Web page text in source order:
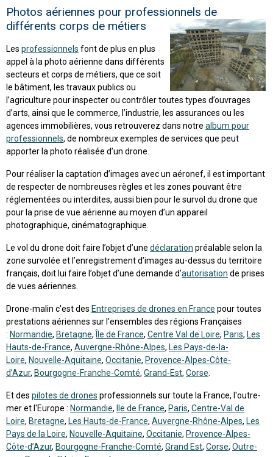
Photos aériennes pour professionnels de
différents corps de métiers
Les professionnels font de plus en plus
appel à la photo aérienne dans différents
secteurs et corps de métiers, que ce soit
le bâtiment, les travaux publics ou
l’agriculture pour inspecter ou contrôler toutes types d’ouvrages
d’arts, ainsi que le commerce, l’industrie, les assurances ou les
agences immobilières, vous retrouverez dans notre album pour
professionnels, de nombreux exemples de services que peut
apporter la photo réalisée d’un drone.
Pour réaliser la captation d’images avec un aéronef, il est important
de respecter de nombreuses règles et les zones pouvant être
réglementées ou interdites, aussi bien pour le survol du drone que
pour la prise de vue aérienne au moyen d’un appareil
photographique, cinématographique.
Le vol du drone doit faire l’objet d’une déclaration préalable selon la
zone survolée et l’enregistrement d’images au-dessus du territoire
français, doit lui faire l’objet d’une demande d'autorisation de prises
de vues aériennes.
Drone-malin c'est des Entreprises de drones en France pour toutes
prestations aériennes sur l'ensembles des régions Françaises
: Normandie, Bretagne,Île de France, Centre Val de Loire, Paris, Les
Hauts-de-France, Auvergne-Rhône-Alpes, Les Pays-de-la-
Loire, Nouvelle-Aquitaine, Occitanie, Provence-Alpes-Côte-
d’Azur, Bourgogne-Franche-Comté, Grand-Est, Corse
Et des pilotes de drones professionnels sur toute la France, l'outre-
mer et l'Europe : Normandie, Ile de France, Paris, Centre-Val de
Loire, Bretagne, Les Hauts-de-France, Auvergne-Rhône-Alpes, Les
Pays de la Loire, Nouvelle-Aquitaine, Occitanie, Provence-Alpes-
Côte-d’Azur, Bourgogne-Franche-Comté, Grand Est, Corse, Outre-